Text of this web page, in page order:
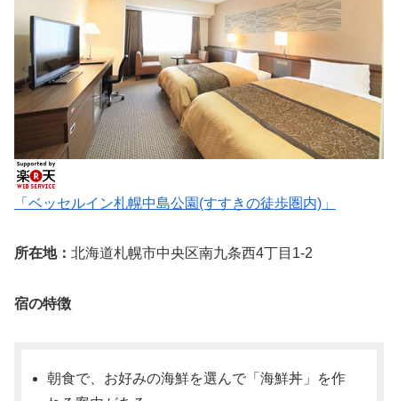
「ベッセルイン札幌中島公園(すすきの徒歩圏内)」
所在地： 北海道札幌市中央区南九条西4丁目1-2
宿の特徴
朝食で、お好みの海鮮を選んで「海鮮丼」を作